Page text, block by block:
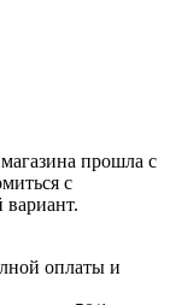
прошла с
с
оплаты и